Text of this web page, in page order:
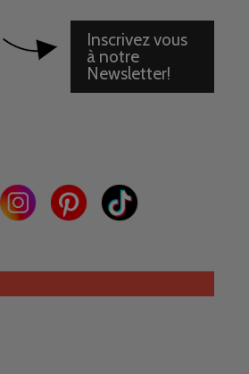
Inscrivez vous
à notre
Newsletter!